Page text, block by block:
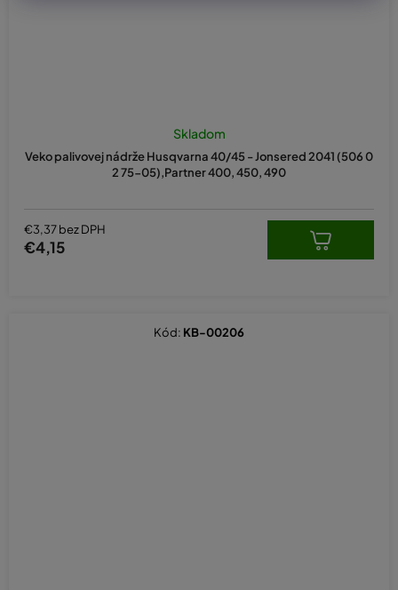
Veko palivovej nádrže Husqvarna 40/45 - Jonsered 2041 (506 0
2 75-05),Partner 400, 450, 490
Skladom
€3,37 bez DPH
€4,15
Kód: KB-00206